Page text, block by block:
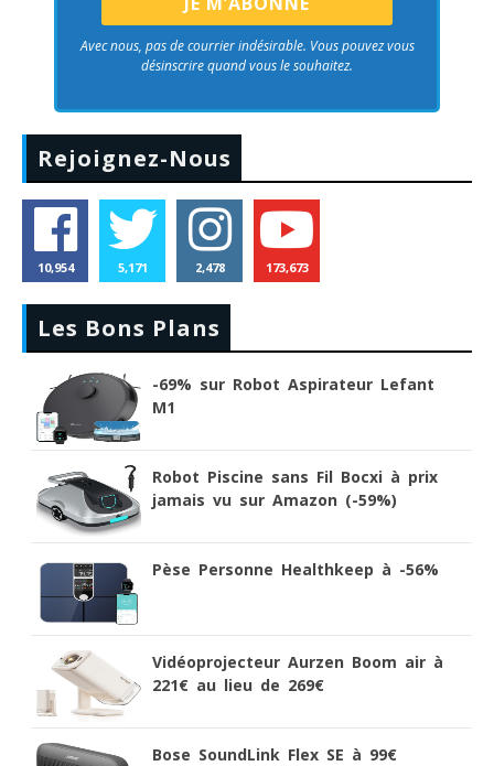
Avec nous, pas de courrier indésirable. Vous pouvez vous
désinscrire quand vous le souhaitez.
Rejoignez-Nous
10,954 5,171 2,478 173,673
Les Bons Plans
-69% sur Robot Aspirateur Lefant
M1
Robot Piscine sans Fil Bocxi à prix
jamais vu sur Amazon (-59%)
Pèse Personne Healthkeep à -56%
Vidéoprojecteur Aurzen Boom air à
221€ au lieu de 269€
Bose SoundLink Flex SE à 99€